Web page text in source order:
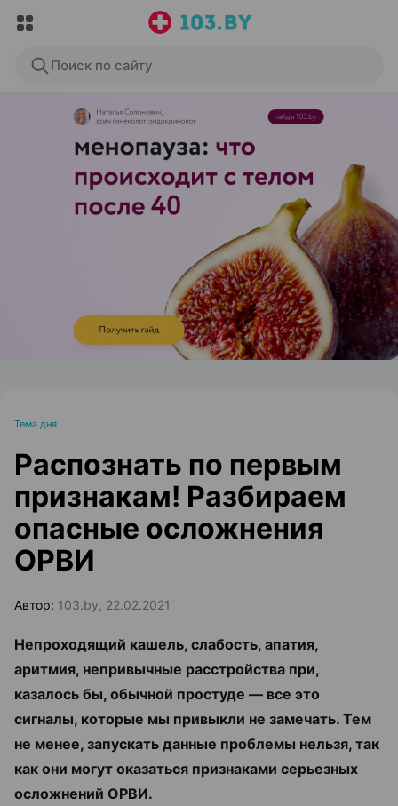
Поиск по сайту
ЭФФЕКТИВНАЯ РЕКЛАМА НА САЙТЕ
Тема дня
Распознать по первым
признакам! Разбираем
опасные осложнения
ОРВИ
Автор: 103.by, 22.02.2021
Непроходящий кашель, слабость, апатия,
аритмия, непривычные расстройства при,
казалось бы, обычной простуде — все это
сигналы, которые мы привыкли не замечать. Тем
не менее, запускать данные проблемы нельзя, так
как они могут оказаться признаками серьезных
осложнений ОРВИ.